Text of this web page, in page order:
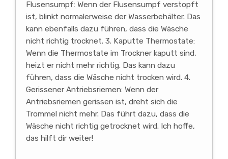
Flusensumpf: Wenn der Flusensumpf verstopft
ist, blinkt normalerweise der Wasserbehälter. Das
kann ebenfalls dazu führen, dass die Wäsche
nicht richtig trocknet. 3. Kaputte Thermostate:
Wenn die Thermostate im Trockner kaputt sind,
heizt er nicht mehr richtig. Das kann dazu
führen, dass die Wäsche nicht trocken wird. 4.
Gerissener Antriebsriemen: Wenn der
Antriebsriemen gerissen ist, dreht sich die
Trommel nicht mehr. Das führt dazu, dass die
Wäsche nicht richtig getrocknet wird. Ich hoffe,
das hilft dir weiter!